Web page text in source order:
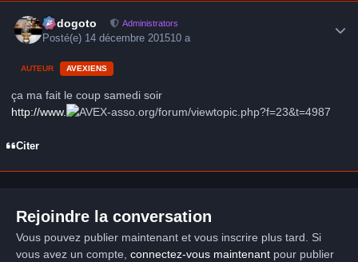
frédogoto Administrators
Posté(e) 14 décembre 201510 a
AUTEUR AVEXIENS
ça ma fait le coup samedi soir
http://www.
-asso.org/forum/viewtopic.php?f=23&t=4987
Citer
Rejoindre la conversation
Vous pouvez publier maintenant et vous inscrire plus tard. Si
vous avez un compte, connectez-vous maintenantpour publier